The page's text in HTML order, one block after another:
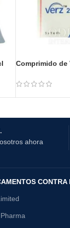
Comprimido de
ahora
CONTRA